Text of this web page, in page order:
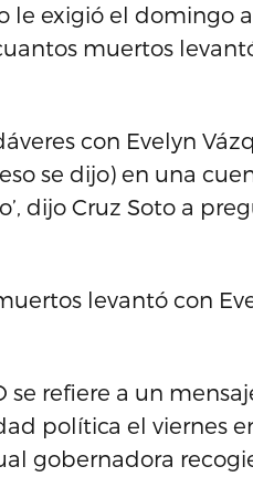
le exigió el domingo
muertos
con Evelyn
se dijo) en una
dijo Cruz Soto a
levantó con
refiere a un
política el viernes
gobernadora